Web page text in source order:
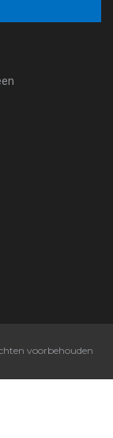
voorbehouden